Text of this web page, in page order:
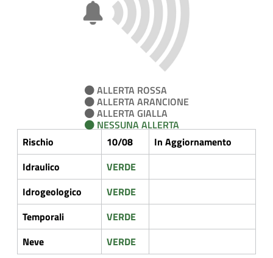
ALLERTA ROSSA
ALLERTA ARANCIONE
ALLERTA GIALLA
NESSUNA ALLERTA
Rischio
10/08
In Aggiornamento
Idraulico
VERDE
Idrogeologico
VERDE
Temporali
VERDE
Neve
VERDE